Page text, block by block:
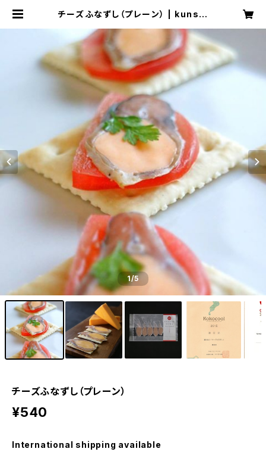
チーズふなずし（プレーン） | kunsai
1/5
チーズふなずし（プレーン）
¥540
International shipping available